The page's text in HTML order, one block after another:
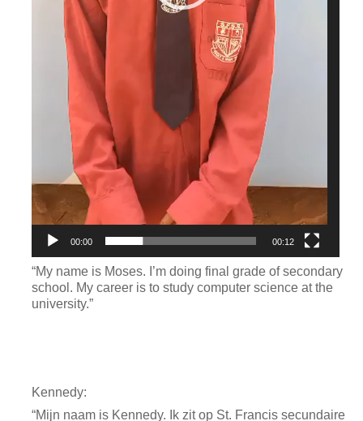
00:00 00:12
“My name is Moses. I’m doing final grade of secondary
school. My career is to study computer science at the
university.”
Kennedy:
“Mijn naam is Kennedy. Ik zit op St. Francis secundaire